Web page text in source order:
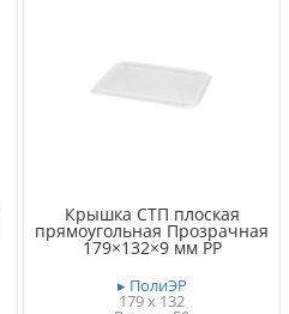
Крышка СТП плоская
прямоугольная Прозрачная
179×132×9 мм PP
▸ ПолиЭР
179 x 132